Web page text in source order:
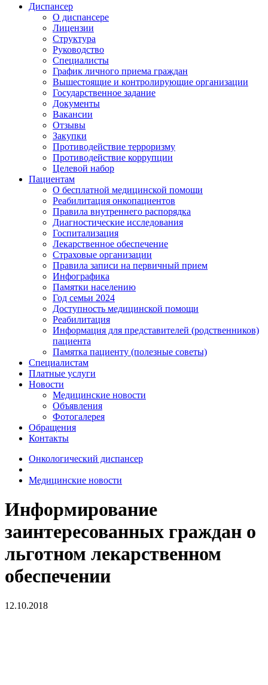
Диспансер
О диспансере
Лицензии
Структура
Руководство
Специалисты
График личного приема граждан
Вышестоящие и контролирующие организации
Государственное задание
Документы
Вакансии
Отзывы
Закупки
Противодействие терроризму
Противодействие коррупции
Целевой набор
Пациентам
О бесплатной медицинской помощи
Реабилитация онкопациентов
Правила внутреннего распорядка
Диагностические исследования
Госпитализация
Лекарственное обеспечение
Страховые организации
Правила записи на первичный прием
Инфографика
Памятки населению
Год семьи 2024
Доступность медицинской помощи
Реабилитация
Информация для представителей (родственников)
пациента
Памятка пациенту (полезные советы)
Специалистам
Платные услуги
Новости
Медицинские новости
Объявления
Фотогалерея
Обращения
Контакты
Онкологический диспансер
Медицинские новости
Информирование
заинтересованных граждан о
льготном лекарственном
обеспечении
12.10.2018